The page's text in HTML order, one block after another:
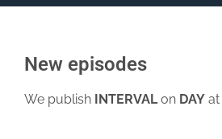
New episodes
We publish INTERVALon DAY at